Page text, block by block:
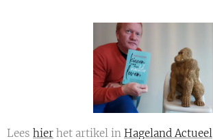
Lees hier het artikel in Hageland Actueel